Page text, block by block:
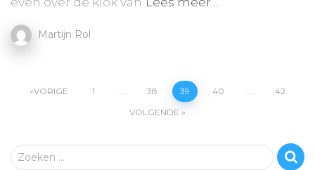
Martijn Rol
Berichten
VORIGE 1 … 38 39 40 …
42
VOLGENDE
Z Zoeken …